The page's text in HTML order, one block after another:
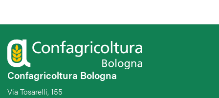
Confagricoltura Bologna
Via Tosarelli, 155